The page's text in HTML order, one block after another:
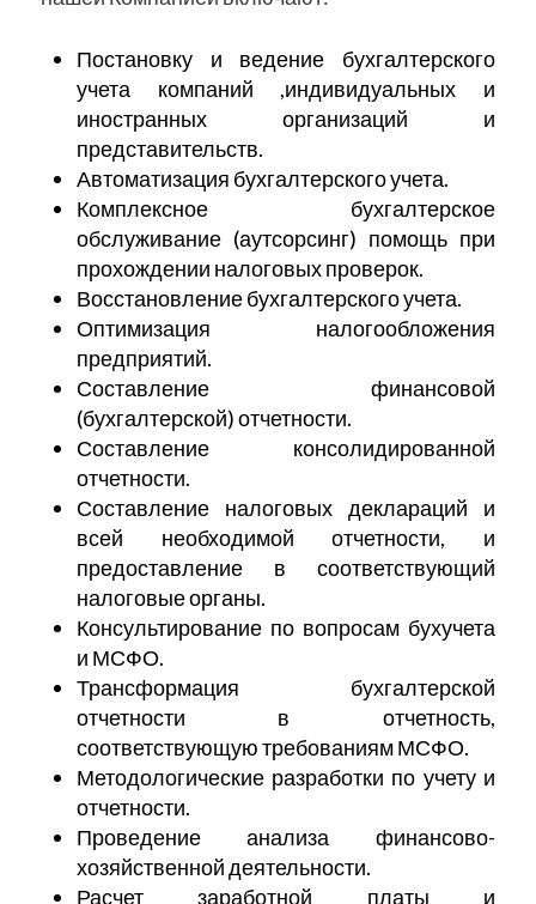
Постановку и ведение бухгалтерского
учета компаний ,индивидуальных и
иностранных организаций и
представительств.
Автоматизация бухгалтерского учета.
Комплексное бухгалтерское
обслуживание (аутсорсинг) помощь при
прохождении налоговых проверок.
Восстановление бухгалтерского учета.
Оптимизация налогообложения
предприятий.
Составление финансовой
(бухгалтерской) отчетности.
Составление консолидированной
отчетности.
Составление налоговых деклараций и
всей необходимой отчетности, и
предоставление в соответствующий
налоговые органы.
Консультирование по вопросам бухучета
и МСФО.
Трансформация бухгалтерской
отчетности в отчетность,
соответствующую требованиям МСФО.
Методологические разработки по учету и
отчетности.
Проведение анализа финансово-
хозяйственной деятельности.
Расчет заработной платы и